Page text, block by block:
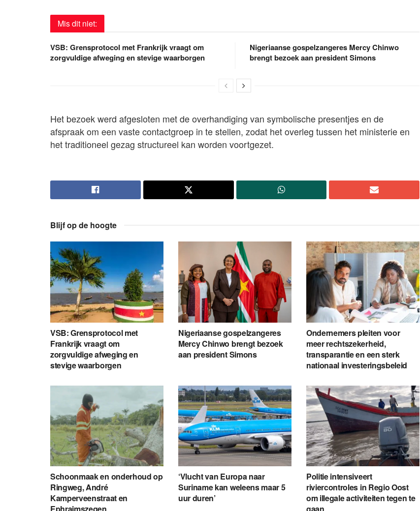
Mis dit niet:
VSB: Grensprotocol met Frankrijk vraagt om
zorgvuldige afweging en stevige waarborgen
Nigeriaanse gospelzangeres Mercy Chinwo
brengt bezoek aan president Simons
Het bezoek werd afgesloten met de overhandiging van symbolische presentjes en de
afspraak om een vaste contactgroep in te stellen, zodat het overleg tussen het ministerie en
het traditioneel gezag structureel kan worden voortgezet.
Blijf op de hoogte
VSB: Grensprotocol met
Frankrijk vraagt om
zorgvuldige afweging en
stevige waarborgen
Nigeriaanse gospelzangeres
Mercy Chinwo brengt bezoek
aan president Simons
Ondernemers pleiten voor
meer rechtszekerheid,
transparantie en een sterk
nationaal investeringsbeleid
Schoonmaak en onderhoud op
Ringweg, André
Kamperveenstraat en
‘Vlucht van Europa naar
Suriname kan weleens maar 5
uur duren’
Politie intensiveert
riviercontroles in Regio Oost
om illegale activiteiten tegen te